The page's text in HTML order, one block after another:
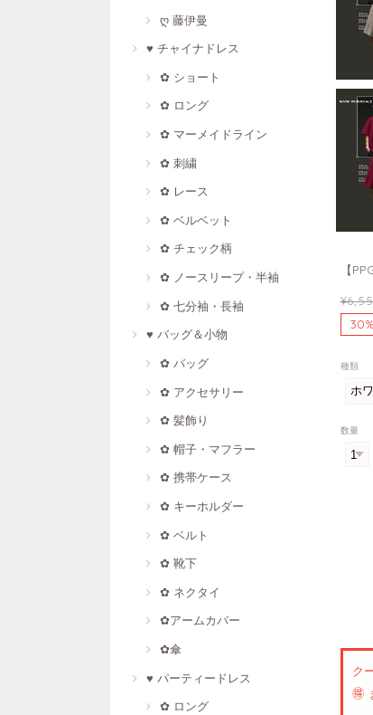
ღ 藤伊曼
♥ チャイナドレス
✿ ショート
✿ ロング
✿ マーメイドライン
✿ 刺繍
✿ レース
✿ ベルベット
✿ チェック柄
✿ ノースリープ・半袖
✿ 七分袖・長袖
♥ バッグ＆小物
✿ バッグ
✿ アクセサリー
✿ 髪飾り
✿ 帽子・マフラー
✿ 携帯ケース
✿ キーホルダー
✿ ベルト
✿ 靴下
✿ ネクタイ
✿アームカバー
✿傘
♥ パーティードレス
✿ ロング
【
種類
数量
ク
🉐